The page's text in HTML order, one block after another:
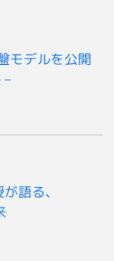
モデルを公開
–
語る、